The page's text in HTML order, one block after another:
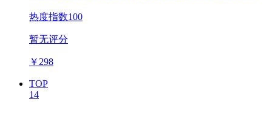
热度指数100
暂无评分
￥ 298
TOP
14